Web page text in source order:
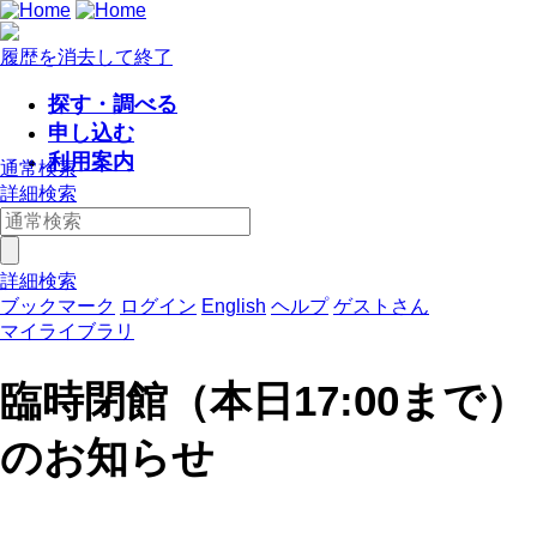
履歴を消去して終了
探す・調べる
申し込む
利用案内
通常検索
詳細検索
詳細検索
ブックマーク ログイン English ヘルプ ゲストさん
マイライブラリ
臨時閉館（本日17:00まで）
のお知らせ